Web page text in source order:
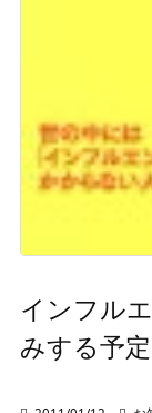
インフル
みする予